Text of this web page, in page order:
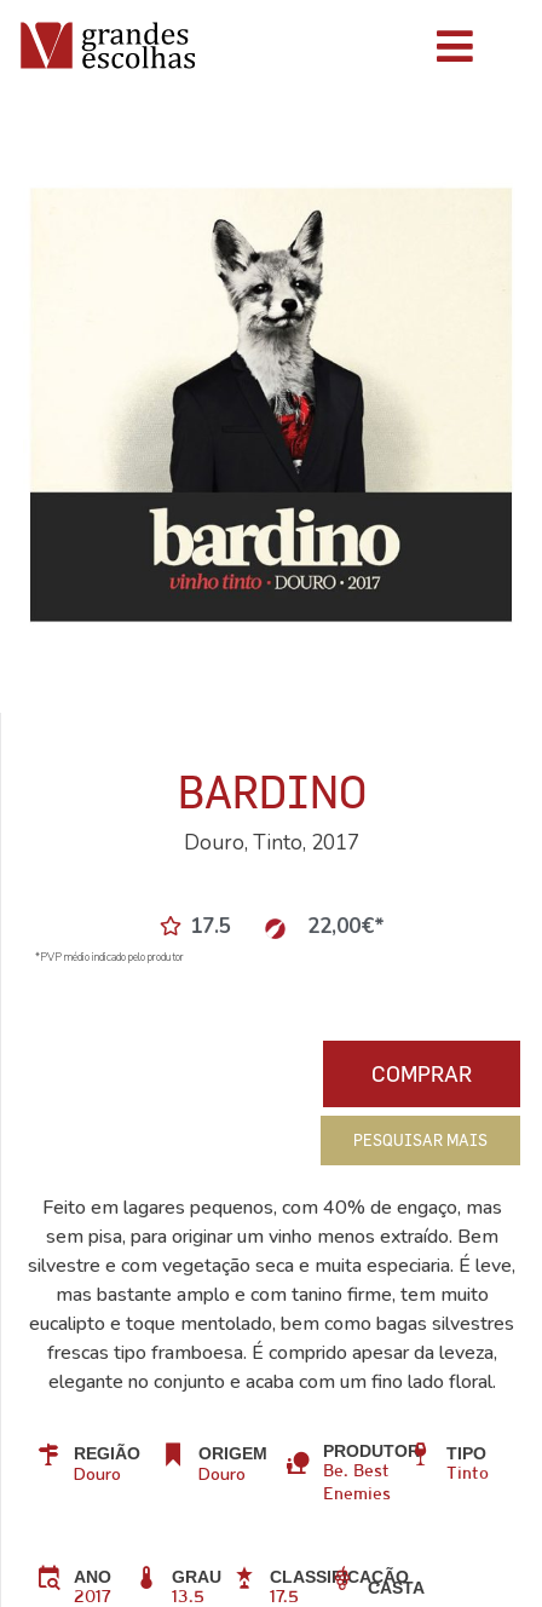
BARDINO
Douro, Tinto, 2017
17.5 22,00€*
*PVP médio indicado pelo produtor
COMPRAR
PESQUISAR MAIS
Feito em lagares pequenos, com 40% de engaço, mas
sem pisa, para originar um vinho menos extraído. Bem
silvestre e com vegetação seca e muita especiaria. É leve,
mas bastante amplo e com tanino firme, tem muito
eucalipto e toque mentolado, bem como bagas silvestres
frescas tipo framboesa. É comprido apesar da leveza,
elegante no conjunto e acaba com um fino lado floral.
REGIÃO
Douro
ORIGEM
Douro
PRODUTOR
Be. Best
Enemies
TIPO
Tinto
ANO
2017
GRAU
13.5
CLASSIFICAÇÃO
17.5
CASTA